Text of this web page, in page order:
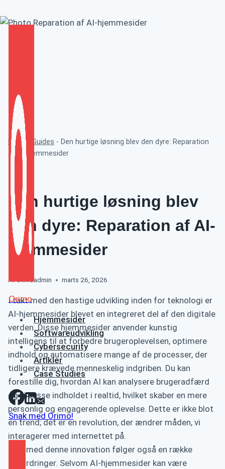
Fortsæt
Orimo
Hjemmesider
Softwareudvikling
Cybersecurity
Artikler
Case Studies
Snak med Orimo!
Hjem - Guides - Den hurtige løsning blev den dyre: Reparation
af AI-hjemmesider
Den hurtige løsning blev
den dyre: Reparation af AI-
hjemmesider
Aforimoadmin marts 26, 2026
I takt med den hastige udvikling inden for teknologi er
AI-hjemmesider blevet en integreret del af den digitale
verden. Disse hjemmesider anvender kunstig
intelligens til at forbedre brugeroplevelsen, optimere
indhold og automatisere mange af de processer, der
tidligere krævede menneskelig indgriben. Du kan
forestille dig, hvordan AI kan analysere brugeradfærd
og tilpasse indholdet i realtid, hvilket skaber en mere
personlig og engagerende oplevelse. Dette er ikke blot
en trend; det er en revolution, der ændrer måden, vi
interagerer med internettet på.
Men med denne innovation følger også en række
udfordringer. Selvom AI-hjemmesider kan være